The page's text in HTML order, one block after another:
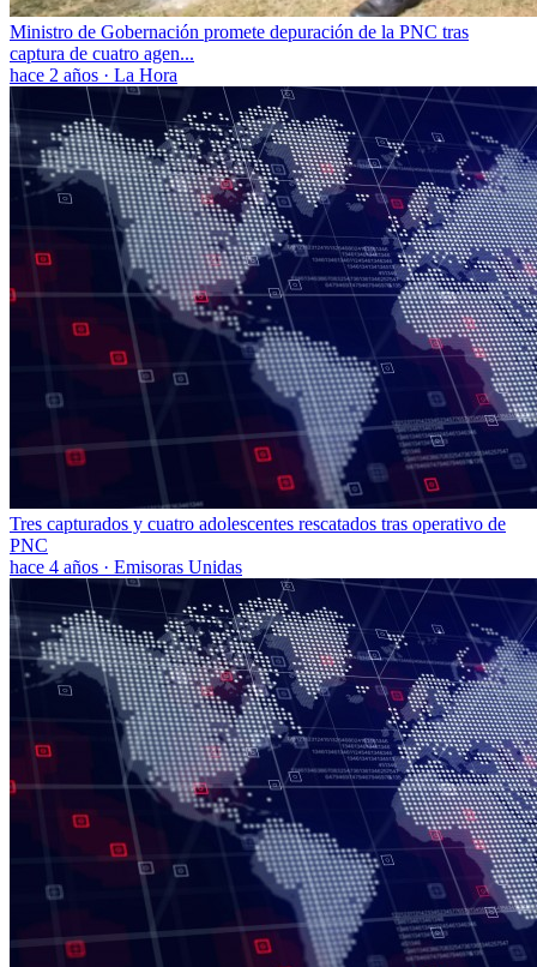
Ministro de Gobernación promete depuración de la PNC tras
captura de cuatro agen...
hace 2 años · La Hora
Tres capturados y cuatro adolescentes rescatados tras operativo de
PNC
hace 4 años · Emisoras Unidas